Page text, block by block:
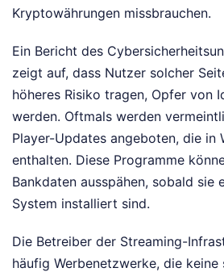
Kryptowährungen missbrauchen.
Ein Bericht des
zeigt auf, dass Nutzer solcher
höheres Risiko tragen, Opfer von
werden. Oftmals werden
Player-Updates angeboten, die in
enthalten. Diese Programme
Bankdaten ausspähen, sobald sie
System installiert sind.
Die Betreiber der Streaming-
häufig Werbenetzwerke, die keine